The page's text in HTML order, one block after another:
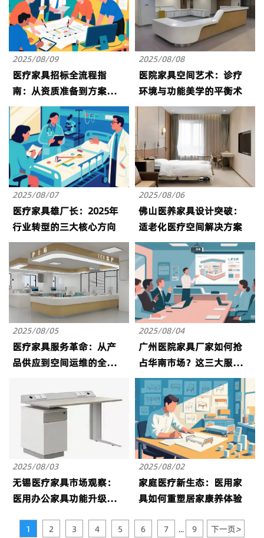
2025/08/09
医疗家具招标全流程指
南：从资质准备到方案落
地
2025/08/08
医院家具空间艺术：诊疗
环境与功能美学的平衡术
2025/08/07
医疗家具雄厂长：2025年
行业转型的三大核心方向
2025/08/06
佛山医养家具设计突破：
适老化医疗空间解决方案
2025/08/05
医疗家具服务革命：从产
品供应到空间运维的全周
2025/08/04
广州医院家具厂家如何抢
占华南市场？这三大服务
模式值得借鉴
2025/08/03
无锡医疗家具市场观察：
医用办公家具功能升级趋
2025/08/02
家庭医疗新生态：医用家
具如何重塑居家康养体验
1 2 3 4 5 6 7 ... 9 下一页>